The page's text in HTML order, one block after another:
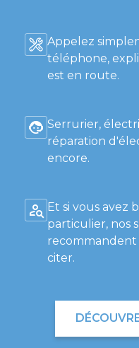
Appelez
téléphone,
est en route.
Serrurier,
réparation
encore.
Et si vous avez
particulier, nos
citer.